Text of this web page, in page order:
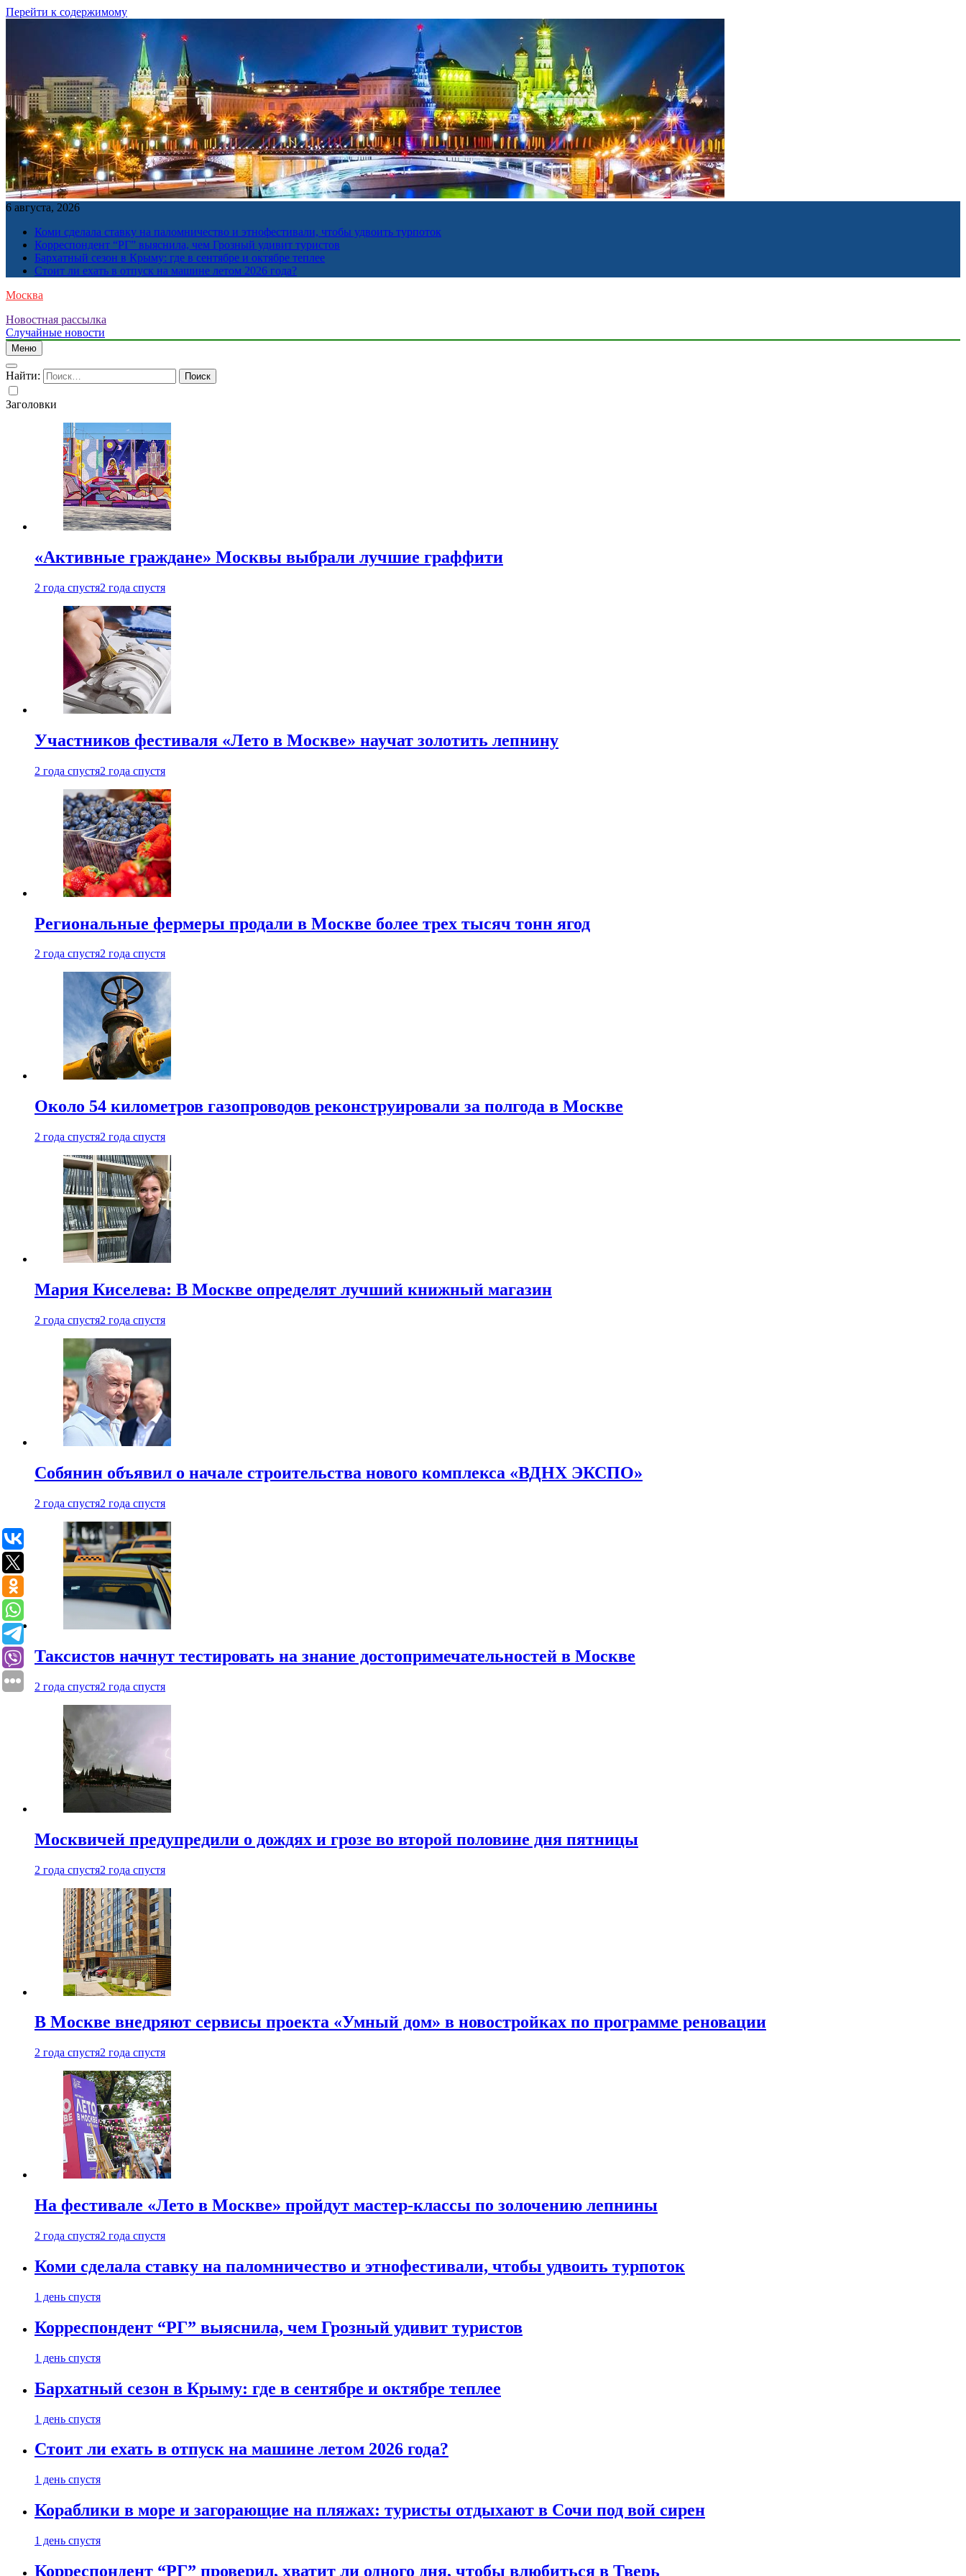
Перейти к содержимому
6 августа, 2026
Коми сделала ставку на паломничество и этнофестивали, чтобы удвоить турпоток
Корреспондент “РГ” выяснила, чем Грозный удивит туристов
Бархатный сезон в Крыму: где в сентябре и октябре теплее
Стоит ли ехать в отпуск на машине летом 2026 года?
Москва
Новостная рассылка
Случайные новости
Меню
Найти:
Заголовки
«Активные граждане» Москвы выбрали лучшие граффити
2 года спустя2 года спустя
Участников фестиваля «Лето в Москве» научат золотить лепнину
2 года спустя2 года спустя
Региональные фермеры продали в Москве более трех тысяч тонн ягод
2 года спустя2 года спустя
Около 54 километров газопроводов реконструировали за полгода в Москве
2 года спустя2 года спустя
Мария Киселева: В Москве определят лучший книжный магазин
2 года спустя2 года спустя
Собянин объявил о начале строительства нового комплекса «ВДНХ ЭКСПО»
2 года спустя2 года спустя
Таксистов начнут тестировать на знание достопримечательностей в Москве
2 года спустя2 года спустя
Москвичей предупредили о дождях и грозе во второй половине дня пятницы
2 года спустя2 года спустя
В Москве внедряют сервисы проекта «Умный дом» в новостройках по программе реновации
2 года спустя2 года спустя
На фестивале «Лето в Москве» пройдут мастер-классы по золочению лепнины
2 года спустя2 года спустя
Коми сделала ставку на паломничество и этнофестивали, чтобы удвоить турпоток
1 день спустя
Корреспондент “РГ” выяснила, чем Грозный удивит туристов
1 день спустя
Бархатный сезон в Крыму: где в сентябре и октябре теплее
1 день спустя
Стоит ли ехать в отпуск на машине летом 2026 года?
1 день спустя
Кораблики в море и загорающие на пляжах: туристы отдыхают в Сочи под вой сирен
1 день спустя
Корреспондент “РГ” проверил, хватит ли одного дня, чтобы влюбиться в Тверь